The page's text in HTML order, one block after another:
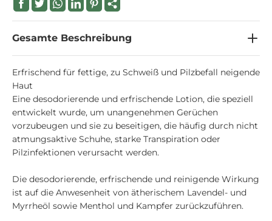
Gesamte Beschreibung
Erfrischend für fettige, zu Schweiß und Pilzbefall neigende
Haut
Eine desodorierende und erfrischende Lotion, die speziell
entwickelt wurde, um unangenehmen Gerüchen
vorzubeugen und sie zu beseitigen, die häufig durch nicht
atmungsaktive Schuhe, starke Transpiration oder
Pilzinfektionen verursacht werden.
Die desodorierende, erfrischende und reinigende Wirkung
ist auf die Anwesenheit von ätherischem Lavendel- und
Myrrheöl sowie Menthol und Kampfer zurückzuführen.